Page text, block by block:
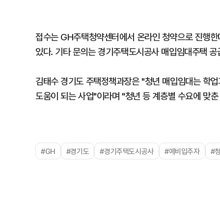
접수는 GH주택청약센터에서 온라인 청약으로 진행
있다. 기타 문의는 경기주택도시공사 매입임대주택
김태수 경기도 주택정책과장은 "청년 매입임대는 학
도움이 되는 사업"이라며 "청년 등 계층별 수요에 맞
#GH #경기도 #경기주택도시공사 #예비입주자 #